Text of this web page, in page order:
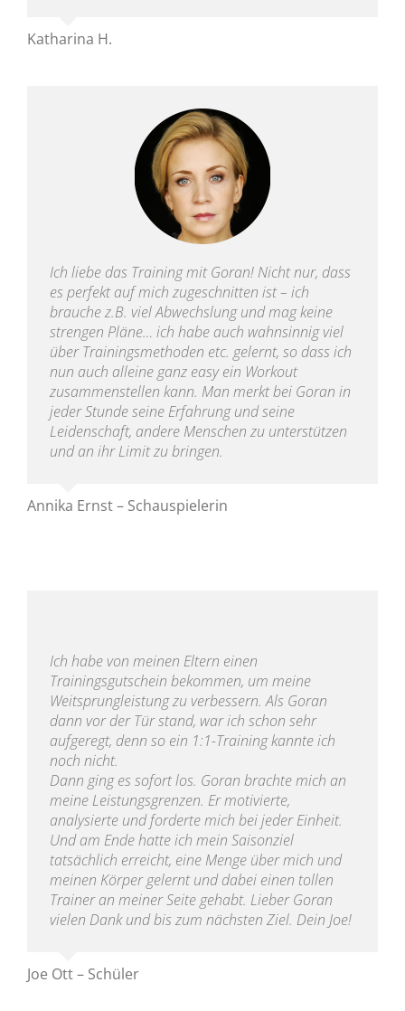
Katharina H.
Ich liebe das Training mit Goran! Nicht nur, dass
es perfekt auf mich zugeschnitten ist – ich
brauche z.B. viel Abwechslung und mag keine
strengen Pläne… ich habe auch wahnsinnig viel
über Trainingsmethoden etc. gelernt, so dass ich
nun auch alleine ganz easy ein Workout
zusammenstellen kann. Man merkt bei Goran in
jeder Stunde seine Erfahrung und seine
Leidenschaft, andere Menschen zu unterstützen
und an ihr Limit zu bringen.
Annika Ernst – Schauspielerin
Ich habe von meinen Eltern einen
Trainingsgutschein bekommen, um meine
Weitsprungleistung zu verbessern. Als Goran
dann vor der Tür stand, war ich schon sehr
aufgeregt, denn so ein 1:1-Training kannte ich
noch nicht.
Dann ging es sofort los. Goran brachte mich an
meine Leistungsgrenzen. Er motivierte,
analysierte und forderte mich bei jeder Einheit.
Und am Ende hatte ich mein Saisonziel
tatsächlich erreicht, eine Menge über mich und
meinen Körper gelernt und dabei einen tollen
Trainer an meiner Seite gehabt. Lieber Goran
vielen Dank und bis zum nächsten Ziel. Dein Joe!
Joe Ott – Schüler